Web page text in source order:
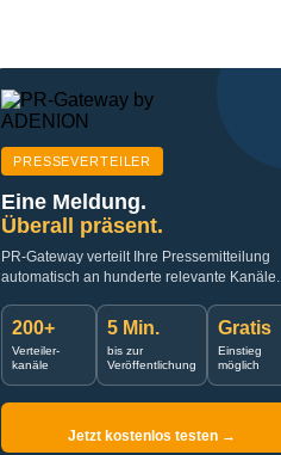
PRESSEVERTEILER
Eine Meldung.
Überall präsent.
PR-Gateway verteilt Ihre Pressemitteilung
automatisch an hunderte relevante Kanäle.
200+
Verteiler-
kanäle
5 Min.
bis zur
Veröffentlichung
Gratis
Einstieg
möglich
Jetzt kostenlos testen →